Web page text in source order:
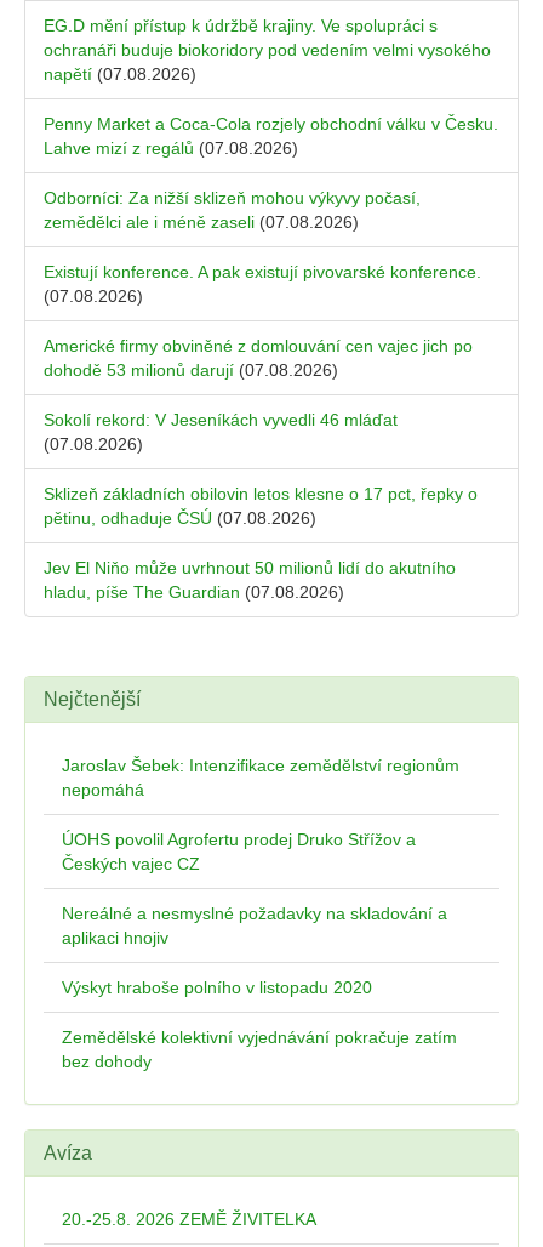
EG.D mění přístup k údržbě krajiny. Ve spolupráci s
ochranáři buduje biokoridory pod vedením velmi vysokého
napětí (07.08.2026)
Penny Market a Coca-Cola rozjely obchodní válku v Česku.
Lahve mizí z regálů (07.08.2026)
Odborníci: Za nižší sklizeň mohou výkyvy počasí,
zemědělci ale i méně zaseli (07.08.2026)
Existují konference. A pak existují pivovarské konference.
(07.08.2026)
Americké firmy obviněné z domlouvání cen vajec jich po
dohodě 53 milionů darují (07.08.2026)
Sokolí rekord: V Jeseníkách vyvedli 46 mláďat
(07.08.2026)
Sklizeň základních obilovin letos klesne o 17 pct, řepky o
pětinu, odhaduje ČSÚ (07.08.2026)
Jev El Niňo může uvrhnout 50 milionů lidí do akutního
hladu, píše The Guardian (07.08.2026)
Nejčtenější
Jaroslav Šebek: Intenzifikace zemědělství regionům
nepomáhá
ÚOHS povolil Agrofertu prodej Druko Střížov a
Českých vajec CZ
Nereálné a nesmyslné požadavky na skladování a
aplikaci hnojiv
Výskyt hraboše polního v listopadu 2020
Zemědělské kolektivní vyjednávání pokračuje zatím
bez dohody
Avíza
20.-25.8. 2026 ZEMĚ ŽIVITELKA